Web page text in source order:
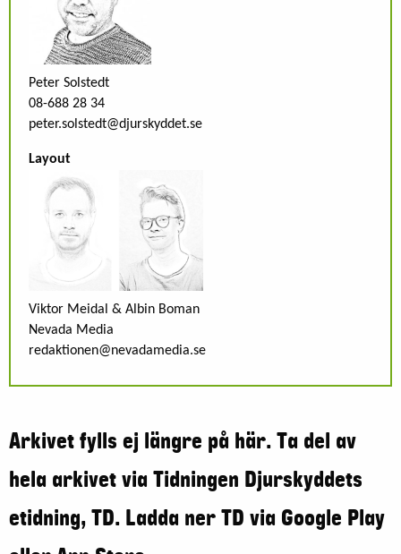
Peter Solstedt
08-688 28 34
peter.solstedt@djurskyddet.se
Layout
Viktor Meidal & Albin Boman
Nevada Media
redaktionen@nevadamedia.se
Arkivet fylls ej längre på här. Ta del av
hela arkivet via Tidningen Djurskyddets
etidning, TD. Ladda ner TD via Google Play